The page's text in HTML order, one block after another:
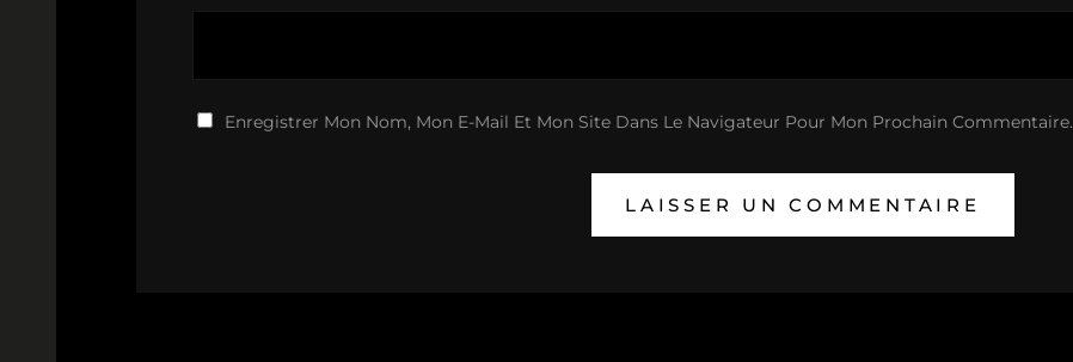
Enregistrer Mon Nom, Mon E-Mail Et Mon Site Dans Le Navigateur Pour Mon Prochain Commentaire.